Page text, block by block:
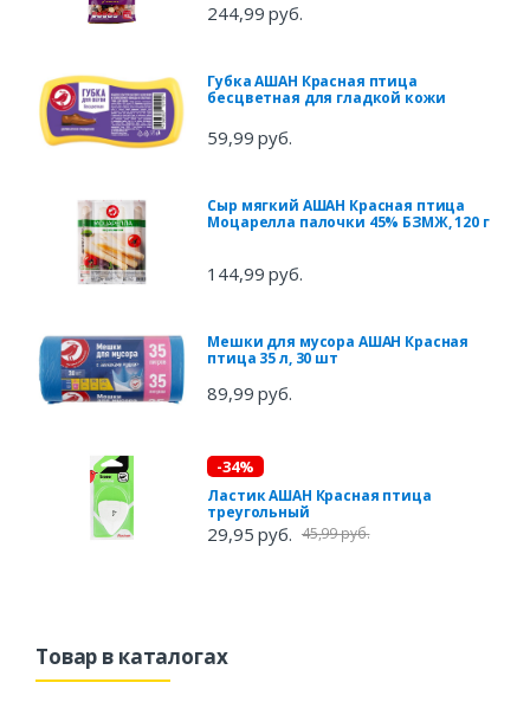
244,99 руб.
Губка АШАН Красная птица
бесцветная для гладкой кожи
59,99 руб.
Сыр мягкий АШАН Красная птица
Моцарелла палочки 45% БЗМЖ, 120 г
144,99 руб.
Мешки для мусора АШАН Красная
птица 35 л, 30 шт
89,99 руб.
-34%
Ластик АШАН Красная птица
треугольный
29,95 руб. 45,99 руб.
Товар в каталогах